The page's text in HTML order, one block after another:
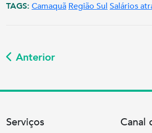
TAGS: Camaquã Região Sul Salários
Anterior
Serviços Canal